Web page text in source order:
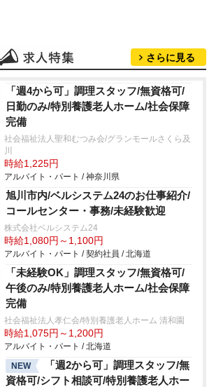
さらに見る
「週4から可」調理スタッフ/無資格可/
日勤のみ/特別養護老人ホーム/社会保障
完備
社会福祉法人聖和むつみ会/グランモールさくら及
川
時給1,225円
アルバイト・パート / 神奈川県
旭川市内/ベルシステム24のお仕事紹介/
コールセンター・事務/未経験歓迎
株式会社ベルシステム24
時給1,080円～1,100円
アルバイト・パート / 契約社員 / 北海道
「未経験OK」調理スタッフ/無資格可/
午後のみ/特別養護老人ホーム/社会保障
完備
社会福祉法人孝仁会/特別養護老人ホーム 清和園
時給1,075円～1,200円
アルバイト・パート / 北海道
NEW
「週2から可」調理スタッフ/無
資格可/シフト相談可/特別養護老人ホー